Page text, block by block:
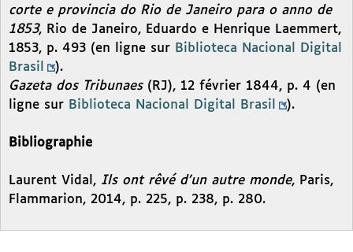
corte e provincia do Rio de Janeiro para o anno de
1853, Rio de Janeiro, Eduardo e Henrique Laemmert,
1853, p. 493 (en ligne sur Biblioteca Nacional Digital
Brasil
).
Gazeta dos Tribunaes(RJ), 12 février 1844, p. 4 (en
ligne sur Biblioteca Nacional Digital Brasil ).
Bibliographie
Laurent Vidal, Ils ont rêvé d’un autre monde, Paris,
Flammarion, 2014, p. 225, p. 238, p. 280.